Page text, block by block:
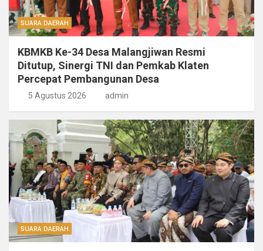
SUARA DAERAH
KBMKB Ke-34 Desa Malangjiwan Resmi
Ditutup, Sinergi TNI dan Pemkab Klaten
Percepat Pembangunan Desa
5 Agustus 2026 admin
SUARA DAERAH